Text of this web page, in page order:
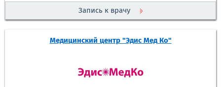
Запись к врачу
Медицинский центр "Эдис Мед Ко"